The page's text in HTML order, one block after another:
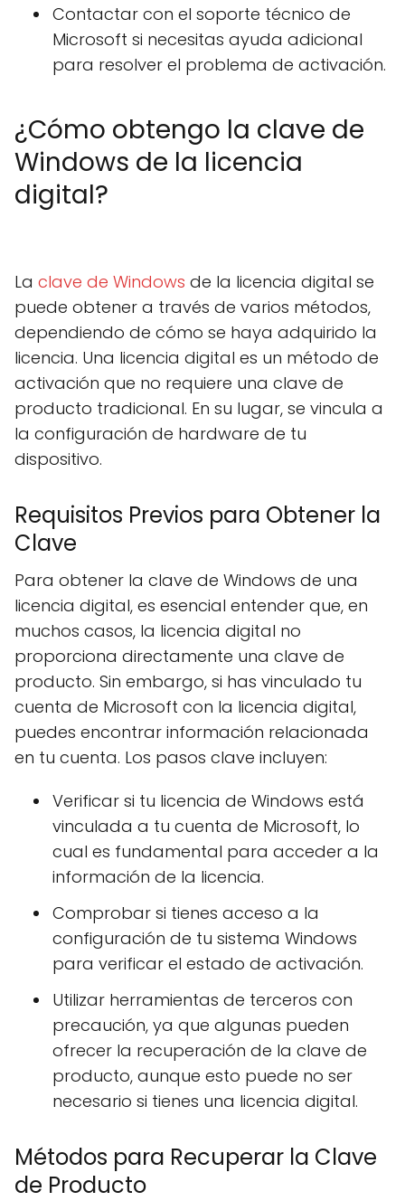
Contactar con el soporte técnico de
Microsoft si necesitas ayuda adicional
para resolver el problema de activación.
¿Cómo obtengo la clave de
Windows de la licencia
digital?
La clave de Windows de la licencia digital se
puede obtener a través de varios métodos,
dependiendo de cómo se haya adquirido la
licencia. Una licencia digital es un método de
activación que no requiere una clave de
producto tradicional. En su lugar, se vincula a
la configuración de hardware de tu
dispositivo.
Requisitos Previos para Obtener la
Clave
Para obtener la clave de Windows de una
licencia digital, es esencial entender que, en
muchos casos, la licencia digital no
proporciona directamente una clave de
producto. Sin embargo, si has vinculado tu
cuenta de Microsoft con la licencia digital,
puedes encontrar información relacionada
en tu cuenta. Los pasos clave incluyen:
Verificar si tu licencia de Windows está
vinculada a tu cuenta de Microsoft, lo
cual es fundamental para acceder a la
información de la licencia.
Comprobar si tienes acceso a la
configuración de tu sistema Windows
para verificar el estado de activación.
Utilizar herramientas de terceros con
precaución, ya que algunas pueden
ofrecer la recuperación de la clave de
producto, aunque esto puede no ser
necesario si tienes una licencia digital.
Métodos para Recuperar la Clave
de Producto